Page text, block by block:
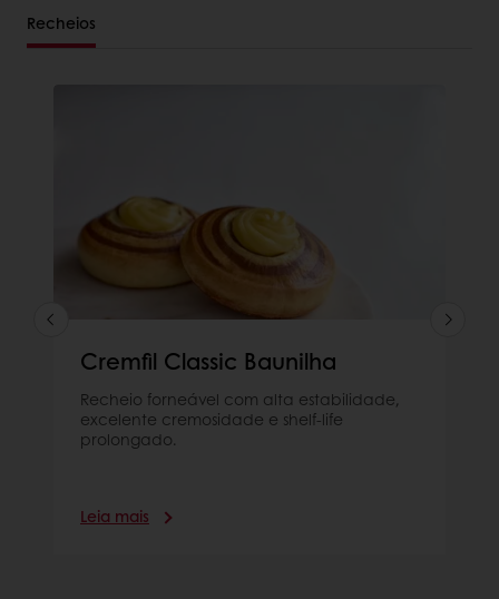
Recheios
Cremfil Classic Baunilha
Recheio forneável com alta estabilidade,
excelente cremosidade e shelf-life
prolongado.
Leia mais